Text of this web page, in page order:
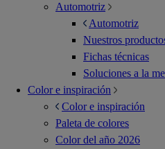
Automotriz
Automotriz
Nuestros
Fichas técnicas
Soluciones a la
Color e inspiración
Color e inspiración
Paleta de colores
Color del año 2026